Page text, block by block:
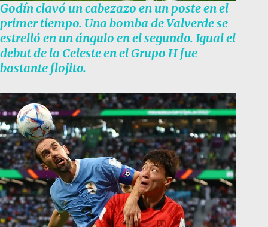
Godín clavó un cabezazo en un poste en el
primer tiempo. Una bomba de Valverde se
estrelló en un ángulo en el segundo. Igual el
debut de la Celeste en el Grupo H fue
bastante flojito.